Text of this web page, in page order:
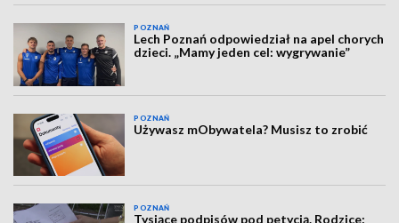
POZNAŃ
Lech Poznań odpowiedział na apel chorych
dzieci. „Mamy jeden cel: wygrywanie”
POZNAŃ
Używasz mObywatela? Musisz to zrobić
POZNAŃ
Tysiące podpisów pod petycją. Rodzice: